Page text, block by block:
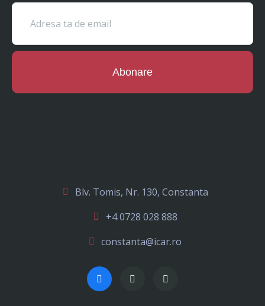
Abonare
Blv. Tomis, Nr. 130, Constanta
+4 0728 028 888
constanta@icar.ro